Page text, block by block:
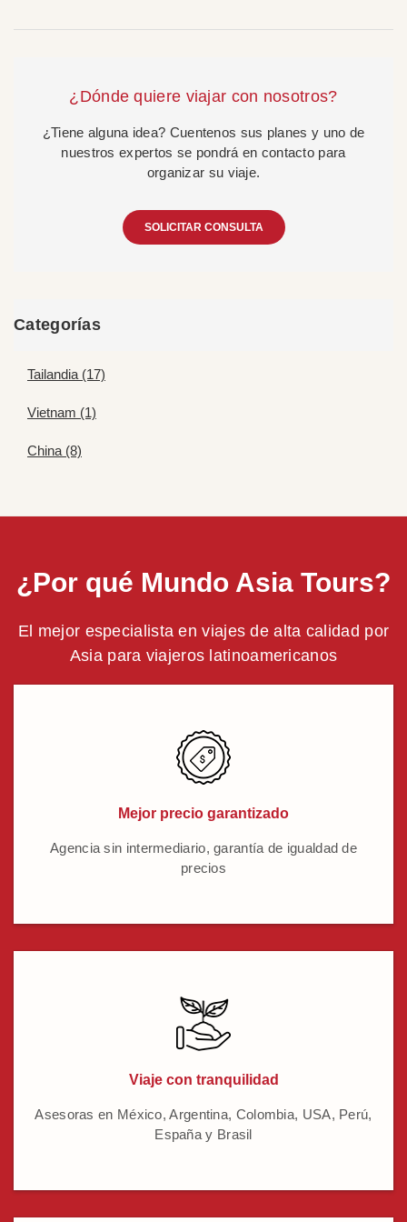
¿Dónde quiere viajar con nosotros?
¿Tiene alguna idea? Cuentenos sus planes y uno de
nuestros expertos se pondrá en contacto para
organizar su viaje.
SOLICITAR CONSULTA
Categorías
Tailandia (17)
Vietnam (1)
China (8)
¿Por qué Mundo Asia Tours?
El mejor especialista en viajes de alta calidad por
Asia para viajeros latinoamericanos
Mejor precio garantizado
Agencia sin intermediario, garantía de igualdad de
precios
Viaje con tranquilidad
Asesoras en México, Argentina, Colombia, USA, Perú,
España y Brasil